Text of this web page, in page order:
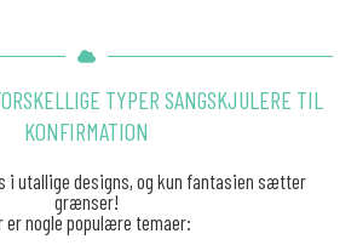
TYPER SANGSKJULERE TIL
KONFIRMATION
i utallige designs, og kun fantasien sætter
grænser!
er nogle populære temaer: